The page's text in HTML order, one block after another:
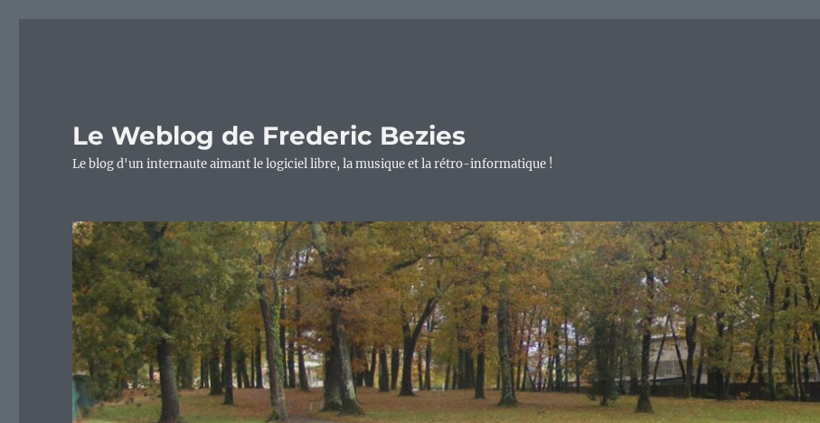
Le Weblog de Frederic Bezies
Le blog d'un internaute aimant le logiciel libre, la musique et la rétro-informatique !